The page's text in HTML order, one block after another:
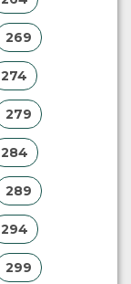
269
274
279
284
289
294
299